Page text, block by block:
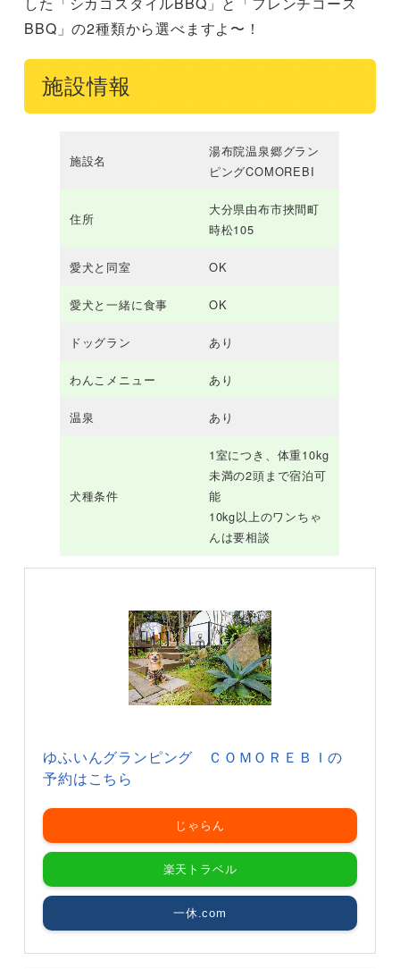
BBQ」の2種類から選べますよ〜！
施設情報
施設名
湯布院温泉郷グラン
ピングCOMOREBI
住所
大分県由布市挾間町
時松105
愛犬と同室 OK
愛犬と一緒に食事 OK
ドッグラン あり
わんこメニュー あり
温泉 あり
犬種条件
1室につき、体重10kg
未満の2頭まで宿泊可
能
10kg以上のワンちゃ
んは要相談
ゆふいんグランピング ＣＯＭＯＲＥＢＩの
予約はこちら
じゃらん
楽天トラベル
一休.com